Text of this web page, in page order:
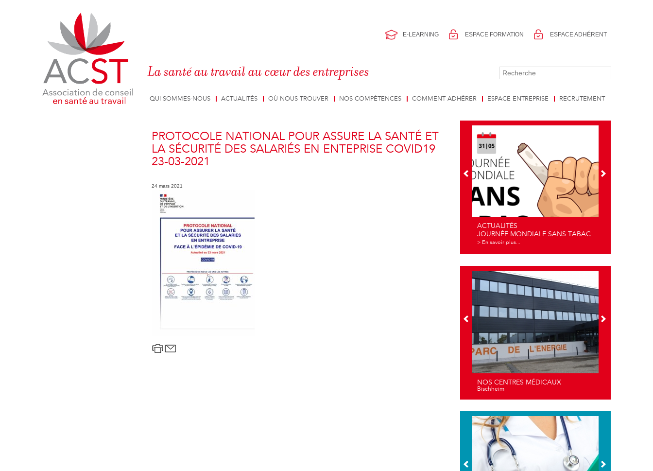
E-LEARNING ESPACE FORMATION ESPACE ADHÉRENT
La santé au travail au cœur des entreprises
QUI SOMMES-NOUS ACTUALITÉS OÙ NOUS TROUVER NOS COMPÉTENCES COMMENT ADHÉRER ESPACE ENTREPRISE RECRUTEMENT
PROTOCOLE NATIONAL POUR ASSURE LA SANTÉ ET
LA SÉCURITÉ DES SALARIÉS EN ENTEPRISE COVID19
23-03-2021
24 mars 2021
ACTUALITÉS
JOURNÉE MONDIALE SANS TABAC
> En savoir plus...
NOS CENTRES MÉDICAUX
Bischheim